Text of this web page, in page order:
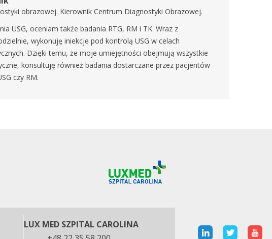
obrazowej. Kierownik Centrum Diagnostyki Obrazowej.
USG, oceniam także badania RTG, RM i TK. Wraz z
wykonuję iniekcje pod kontrolą USG w celach
Dzięki temu, że moje umiejętności obejmują wszystkie
konsultuję również badania dostarczane przez pacjentów
czy RM.
LUX MED SZPITAL CAROLINA